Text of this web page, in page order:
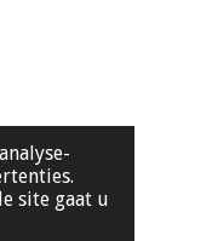
site gaat u